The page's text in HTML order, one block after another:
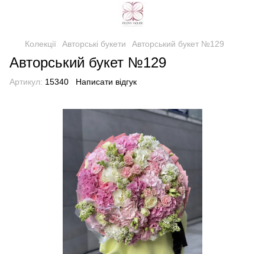
Колекції Авторські букети Авторський букет №129
Авторський букет №129
Артикул: 15340 Написати відгук